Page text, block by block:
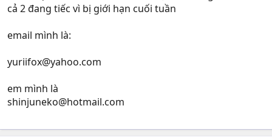
cả 2 đang tiếc vì bị giới hạn cuối tuần
email mình là:
yuriifox@yahoo.com
em mình là
shinjuneko@hotmail.com